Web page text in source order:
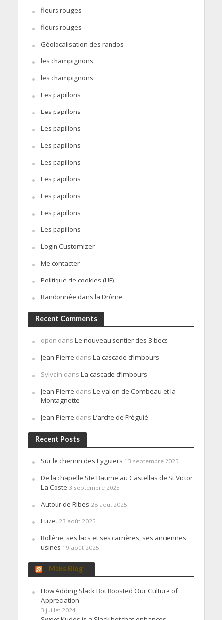
fleurs rouges
fleurs rouges
Géolocalisation des randos
les champignons
les champignons
Les papillons
Les papillons
Les papillons
Les papillons
Les papillons
Les papillons
Les papillons
Les papillons
Les papillons
Login Customizer
Me contacter
Politique de cookies (UE)
Randonnée dans la Drôme
Recent Comments
opon dans Le nouveau sentier des 3 becs
Jean-Pierre dans La cascade d’Imbours
Sylvain dans La cascade d’Imbours
Jean-Pierre dans Le vallon de Combeau et la
Montagnette
Jean-Pierre dans L’arche de Fréguié
Recent Posts
Sur le chemin des Eyguiers 13 septembre 2025
De la chapelle Ste Baume au Castellas de St Victor
La Coste 3 septembre 2025
Autour de Ribes 28 août 2025
Luzet 23 août 2025
Bollène, ses lacs et ses carrières, ses anciennes
usines 19 août 2025
Meks Blog
How Adding Slack Bot Boosted Our Culture of
Appreciation
3 juillet 2024